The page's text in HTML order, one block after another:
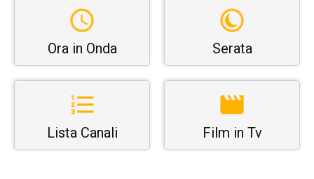
Ora in Onda Serata
Lista Canali Film in Tv